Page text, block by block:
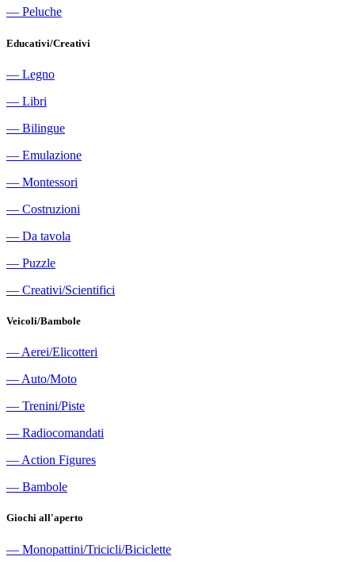
― Peluche
Educativi/Creativi
― Legno
― Libri
― Bilingue
― Emulazione
― Montessori
― Costruzioni
― Da tavola
― Puzzle
― Creativi/Scientifici
Veicoli/Bambole
― Aerei/Elicotteri
― Auto/Moto
― Trenini/Piste
― Radiocomandati
― Action Figures
― Bambole
Giochi all'aperto
― Monopattini/Tricicli/Biciclette